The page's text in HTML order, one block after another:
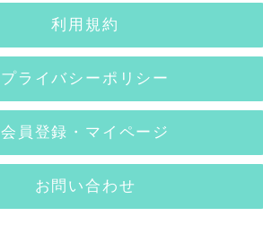
利用規約
プライバシーポリシー
会員登録・マイページ
お問い合わせ